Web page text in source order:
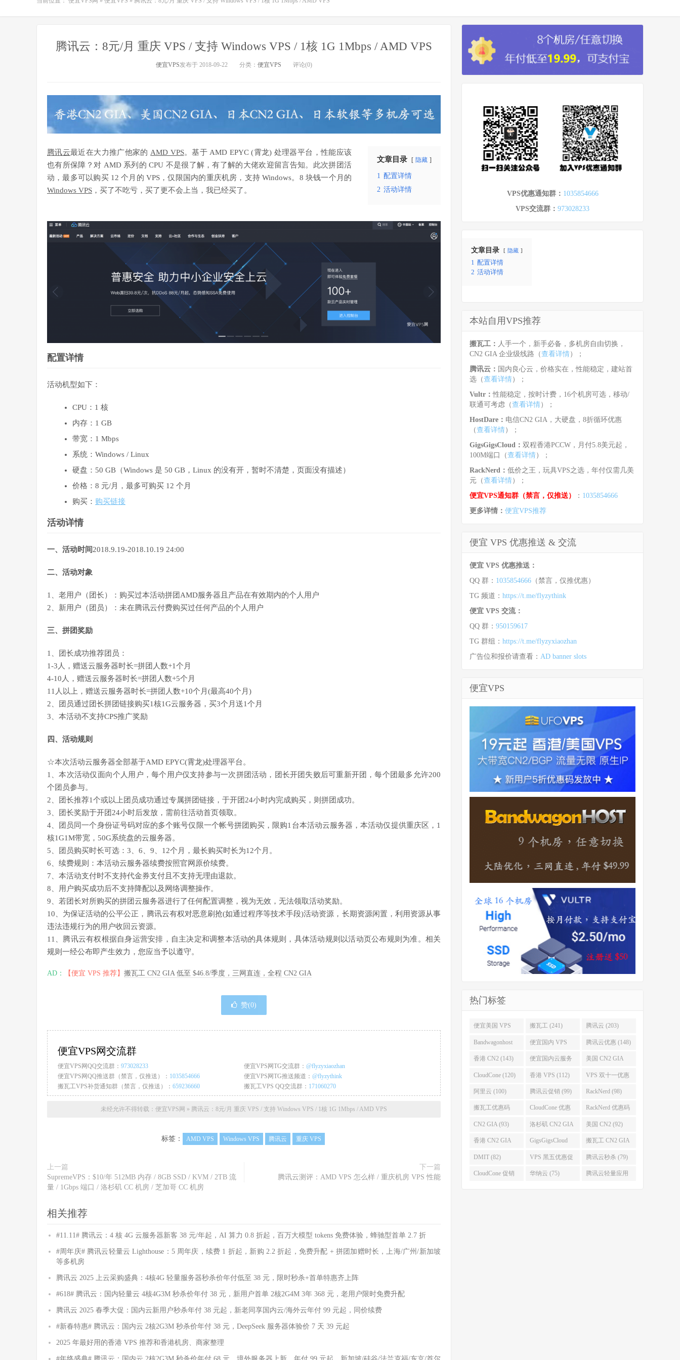
腾讯云：8元/月 重庆 VPS / 支持 Windows VPS / 1核 1G 1Mbps / AMD VPS
便宜VPS发布于 2018-09-22 分类： 便宜VPS 评论(0)
文章目录 隐藏
1
配置详情
2 活动详情
腾讯云最近在大力推广他家的 AMD VPS。基于 AMD EPYC (霄龙) 处理器平台，性能应该
也有所保障？对 AMD 系列的 CPU 不是很了解，有了解的大佬欢迎留言告知。此次拼团活
动，最多可以购买 12 个月的 VPS，仅限国内的重庆机房，支持 Windows。8 块钱一个月的
Windows VPS ，买了不吃亏，买了更不会上当，我已经买了。
配置详情
活动机型如下：
CPU：1 核
内存：1 GB
带宽：1 Mbps
系统：Windows / Linux
硬盘：50 GB（Windows 是 50 GB，Linux 的没有开，暂时不清楚，页面没有描述）
价格：8 元/月，最多可购买 12 个月
购买： 购买链接
活动详情
一、活动时间2018.9.19-2018.10.19 24:00
二、活动对象
1、老用户（团长）：购买过本活动拼团AMD服务器且产品在有效期内的个人用户
2、新用户（团员）：未在腾讯云付费购买过任何产品的个人用户
三、拼团奖励
1、团长成功推荐团员：
1-3人，赠送云服务器时长=拼团人数+1个月
4-10人，赠送云服务器时长=拼团人数+5个月
11人以上，赠送云服务器时长=拼团人数+10个月(最高40个月)
2、团员通过团长拼团链接购买1核1G云服务器，买3个月送1个月
3、本活动不支持CPS推广奖励
四、活动规则
☆本次活动云服务器全部基于AMD EPYC(霄龙)处理器平台。
1、本次活动仅面向个人用户，每个用户仅支持参与一次拼团活动，团长开团失败后可重新开团，每个团最多允许200
个团员参与。
2、团长推荐1个或以上团员成功通过专属拼团链接，于开团24小时内完成购买，则拼团成功。
3、团长奖励于开团24小时后发放，需前往活动首页领取。
4、团员同一个身份证号码对应的多个账号仅限一个帐号拼团购买，限购1台本活动云服务器，本活动仅提供重庆区，1
核1G1M带宽，50G系统盘的云服务器。
5、团员购买时长可选：3、6、9、12个月，最长购买时长为12个月。
6、续费规则：本活动云服务器续费按照官网原价续费。
7、本活动支付时不支持代金券支付且不支持无理由退款。
8、用户购买成功后不支持降配以及网络调整操作。
9、若团长对所购买的拼团云服务器进行了任何配置调整，视为无效，无法领取活动奖励。
10、为保证活动的公平公正，腾讯云有权对恶意刷抢(如通过程序等技术手段)活动资源，长期资源闲置，利用资源从事
违法违规行为的用户收回云资源。
11、腾讯云有权根据自身运营安排，自主决定和调整本活动的具体规则，具体活动规则以活动页公布规则为准。相关
规则一经公布即产生效力，您应当予以遵守。
AD： 【便宜 VPS 推荐】 搬瓦工 CN2 GIA 低至 $46.8/季度，三网直连，全程 CN2 GIA
赞(0)
便宜VPS网交流群
便宜VPS网QQ交流群： 973028233 便宜VPS网TG交流群： @flyzyxiaozhan
便宜VPS网QQ推送群（禁言，仅推送）： 1035854666 便宜VPS网TG推送频道： @flyzythink
搬瓦工VPS补货通知群（禁言，仅推送）： 659236660 搬瓦工VPS QQ交流群： 171060270
未经允许不得转载： 便宜VPS网 » 腾讯云：8元/月 重庆 VPS / 支持 Windows VPS / 1核 1G 1Mbps / AMD VPS
标签： AMD VPS Windows VPS 腾讯云 重庆 VPS
上一篇
SupremeVPS：$10/年 512MB 内存 / 8GB SSD / KVM / 2TB 流
量 / 1Gbps 端口 / 洛杉矶 CC 机房 / 芝加哥 CC 机房
下一篇
腾讯云测评：AMD VPS 怎么样 / 重庆机房 VPS 性能
相关推荐
#11.11# 腾讯云：4 核 4G 云服务器新客 38 元/年起，AI 算力 0.8 折起，百万大模型 tokens 免费体验，蜂驰型首单 2.7 折
#周年庆# 腾讯云轻量云 Lighthouse：5 周年庆，续费 1 折起，新购 2.2 折起，免费升配 + 拼团加赠时长，上海/广州/新加坡
等多机房
腾讯云 2025 上云采购盛典：4核4G 轻量服务器秒杀价年付低至 38 元，限时秒杀+首单特惠齐上阵
#618# 腾讯云：国内轻量云 4核4G3M 秒杀价年付 38 元，新用户首单 2核2G4M 3年 368 元，老用户限时免费升配
腾讯云 2025 春季大促：国内云新用户秒杀年付 38 元起，新老同享国内云/海外云年付 99 元起，同价续费
#新春特惠# 腾讯云：国内云 2核2G3M 秒杀价年付 38 元，DeepSeek 服务器体验价 7 天 39 元起
2025 年最好用的香港 VPS 推荐和香港机房、商家整理
VPS优惠通知群： 1035854666
VPS交流群： 973028233
文章目录 隐藏
1 配置详情
2 活动详情
本站自用VPS推荐
搬瓦工： 人手一个，新手必备，多机房自由切换，
CN2 GIA 企业级线路（查看详情）；
腾讯云： 国内良心云，价格实在，性能稳定，建站首
选（查看详情）；
Vultr：性能稳定，按时计费，16个机房可选，移动/
联通可考虑（查看详情）；
HostDare： 电信CN2 GIA，大硬盘，8折循环优惠
（查看详情）；
GigsGigsCloud： 双程香港PCCW，月付5.8美元起，
100M端口（查看详情）；
RackNerd： 低价之王，玩具VPS之选，年付仅需几美
元（查看详情）；
便宜VPS通知群（禁言，仅推送）
： 1035854666
更多详情： 便宜VPS推荐
便宜 VPS 优惠推送 & 交流
便宜 VPS 优惠推送：
QQ 群： 1035854666 （禁言，仅推优惠）
TG 频道： https://t.me/flyzythink
便宜 VPS 交流：
QQ 群： 950159617
TG 群组： https://t.me/flyzyxiaozhan
广告位和报价请查看： AD banner slots
便宜VPS
热门标签
便宜美国 VPS
(255)
搬瓦工 (241) 腾讯云 (203)
Bandwagonhost
(188)
便宜国内 VPS
(167)
腾讯云优惠 (148)
香港 CN2 (143) 便宜国内云服务
器 (128)
美国 CN2 GIA
(123)
CloudCone (120) 香港 VPS (112) VPS 双十一优惠
促销 (106)
阿里云 (100) 腾讯云促销 (99) RackNerd (98)
搬瓦工优惠码
(96)
CloudCone 优惠
码 (96)
RackNerd 优惠码
(94)
CN2 GIA (93) 洛杉矶 CN2 GIA
(93)
美国 CN2 (92)
香港 CN2 GIA
(92)
GigsGigsCloud
(85)
搬瓦工 CN2 GIA
(83)
DMIT (82) VPS 黑五优惠促
销整理 (80)
腾讯云秒杀 (79)
CloudCone 促销 华纳云 (75) 腾讯云轻量应用